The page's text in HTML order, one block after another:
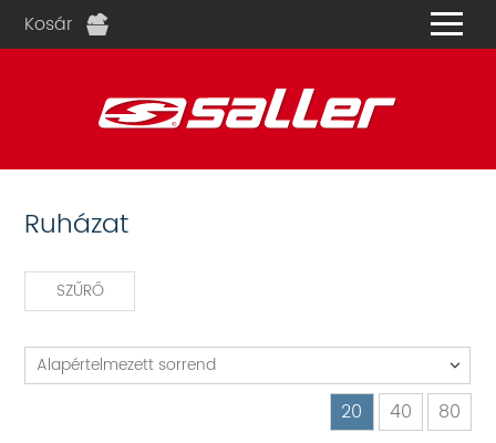
Kosár
Ruházat
SZŰRŐ
Alapértelmezett sorrend
20 40 80